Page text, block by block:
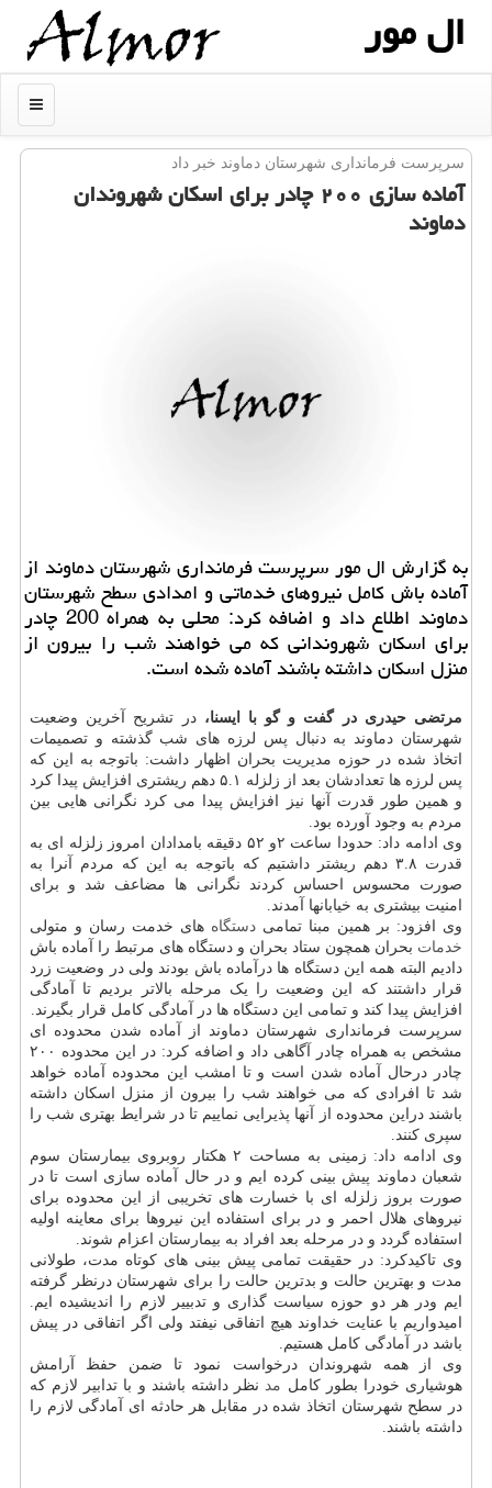
ال مور
منو
سرپرست فرمانداری شهرستان دماوند خبر داد
آماده سازی ۲۰۰ چادر برای اسكان شهروندان
دماوند
به گزارش ال مور سرپرست فرمانداری شهرستان دماوند از
آماده باش كامل نیروهای خدماتی و امدادی سطح شهرستان
دماوند اطلاع داد و اضافه كرد: محلی به همراه 200 چادر
برای اسكان شهروندانی كه می خواهند شب را بیرون از
منزل اسكان داشته باشند آماده شده است.
مرتضی حیدری در گفت و گو با ایسنا،در تشریح آخرین وضعیت
شهرستان دماوند به دنبال پس لرزه های شب گذشته و تصمیمات
اتخاذ شده در حوزه مدیریت بحران اظهار داشت: باتوجه به این که
پس لرزه ها تعدادشان بعد از زلزله ۵.۱ دهم ریشتری افزایش پیدا کرد
و همین طور قدرت آنها نیز افزایش پیدا می کرد نگرانی هایی بین
مردم به وجود آورده بود.
وی ادامه داد: حدودا ساعت ۲و ۵۲ دقیقه بامدادان امروز زلزله ای به
قدرت ۳.۸ دهم ریشتر داشتیم که باتوجه به این که مردم آنرا به
صورت محسوس احساس کردند نگرانی ها مضاعف شد و برای
امنیت بیشتری به خیابانها آمدند.
وی افزود: بر همین مبنا تمامی دستگاه های خدمت رسان و متولی
خدمات بحران همچون ستاد بحران و دستگاه های مرتبط را آماده باش
دادیم البته همه این دستگاه ها درآماده باش بودند ولی در وضعیت زرد
قرار داشتند که این وضعیت را یک مرحله بالاتر بردیم تا آمادگی
افزایش پیدا کند و تمامی این دستگاه ها در آمادگی کامل قرار بگیرند.
سرپرست فرمانداری شهرستان دماوند از آماده شدن محدوده ای
مشخص به همراه چادر آگاهی داد و اضافه کرد: در این محدوده ۲۰۰
چادر درحال آماده شدن است و تا امشب این محدوده آماده خواهد
شد تا افرادی که می خواهند شب را بیرون از منزل اسکان داشته
باشند دراین محدوده از آنها پذیرایی نماییم تا در شرایط بهتری شب را
سپری کنند.
وی ادامه داد: زمینی به مساحت ۲ هکتار روبروی بیمارستان سوم
شعبان دماوند پیش بینی کرده ایم و در حال آماده سازی است تا در
صورت بروز زلزله ای با خسارت های تخریبی از این محدوده برای
نیروهای هلال احمر و در برای استفاده این نیروها برای معاینه اولیه
استفاده گردد و در مرحله بعد افراد به بیمارستان اعزام شوند.
وی تاکیدکرد: در حقیقت تمامی پیش بینی های کوتاه مدت، طولانی
مدت و بهترین حالت و بدترین حالت را برای شهرستان درنظر گرفته
ایم ودر هر دو حوزه سیاست گذاری و تدبییر لازم را اندیشیده ایم.
امیدواریم با عنایت خداوند هیچ اتفاقی نیفتد ولی اگر اتفاقی در پیش
باشد در آمادگی کامل هستیم.
وی از همه شهروندان درخواست نمود تا ضمن حفظ آرامش
هوشیاری خودرا بطور کامل مد نظر داشته باشند و با تدابیر لازم که
در سطح شهرستان اتخاذ شده در مقابل هر حادثه ای آمادگی لازم را
داشته باشند.